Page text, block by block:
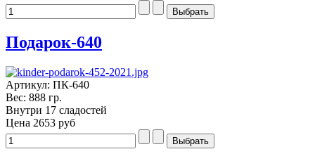
Подарок-640
Артикул: ПК-640
Вес: 888 гр.
Внутри 17 сладостей
Цена 2653 руб